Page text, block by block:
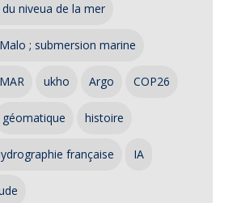
niveua de la mer
; submersion marine
ukho Argo COP26
géomatique histoire
française IA